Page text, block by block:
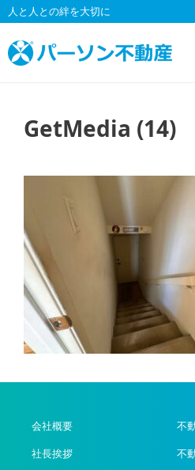
コ
ン
テ
ン
人と人との絆を大切に
GetMedia (14)
会社概要
社長挨拶
不
不